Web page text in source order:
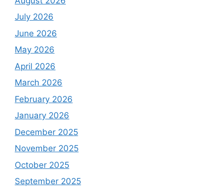
July 2026
June 2026
May 2026
April 2026
March 2026
February 2026
January 2026
December 2025
November 2025
October 2025
September 2025